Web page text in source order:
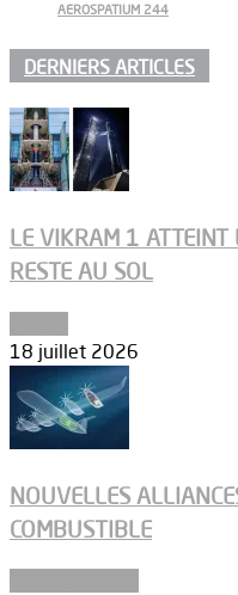
AEROSPATIUM 244
DERNIERS ARTICLES
LE VIKRAM 1 ATTEINT
RESTE AU SOL
18 juillet 2026
NOUVELLES
COMBUSTIBLE